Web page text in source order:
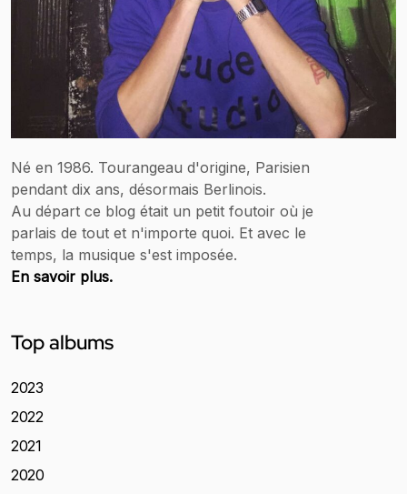
Né en 1986. Tourangeau d'origine, Parisien
pendant dix ans, désormais Berlinois.
Au départ ce blog était un petit foutoir où je
parlais de tout et n'importe quoi. Et avec le
temps, la musique s'est imposée.
En savoir plus.
Top albums
2023
2022
2021
2020